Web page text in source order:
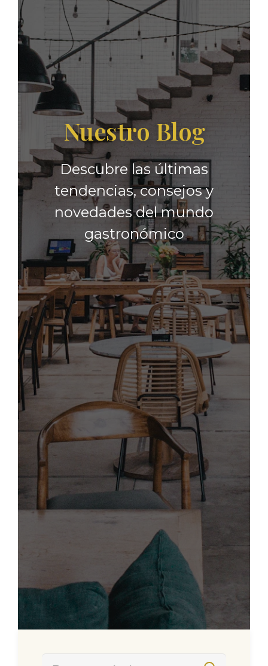
Nuestro Blog
Descubre las últimas
tendencias, consejos y
novedades del mundo
gastronómico